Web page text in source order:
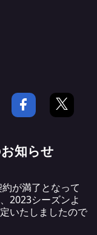
知らせ
が満了となって
2023シーズンよ
いたしましたので